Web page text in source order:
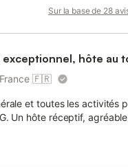
Sur la base de 28
hôte au
🇫🇷
et toutes les
Un hôte réceptif,